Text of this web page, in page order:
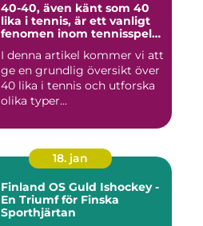
40-40, även känt som 40
lika i tennis, är ett vanligt
fenomen inom tennisspelet
spännande och
frustrerande för spelare
och fans
I denna artikel kommer vi att
ge en grundlig översikt över
40 lika i tennis och utforska
olika typer...
18. jan
Finland OS Guld Ishockey -
En Triumf för Finska
Sporthjärtan